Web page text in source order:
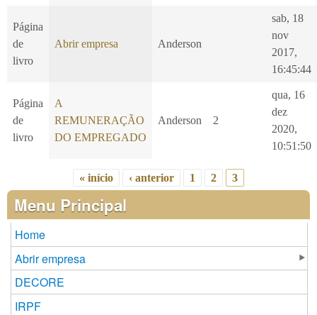
Página
de
livro
Abrir empresa Anderson
sab, 18
nov
2017,
16:45:44
Página
de
livro
A
REMUNERAÇÃO
DO EMPREGADO
Anderson 2
qua, 16
dez
2020,
10:51:50
Páginas
« início ‹ anterior 1 2 3
Menu Principal
Home
Abrir empresa
DECORE
IRPF